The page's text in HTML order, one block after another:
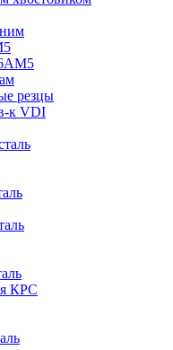
резцы
к VDI
КРС